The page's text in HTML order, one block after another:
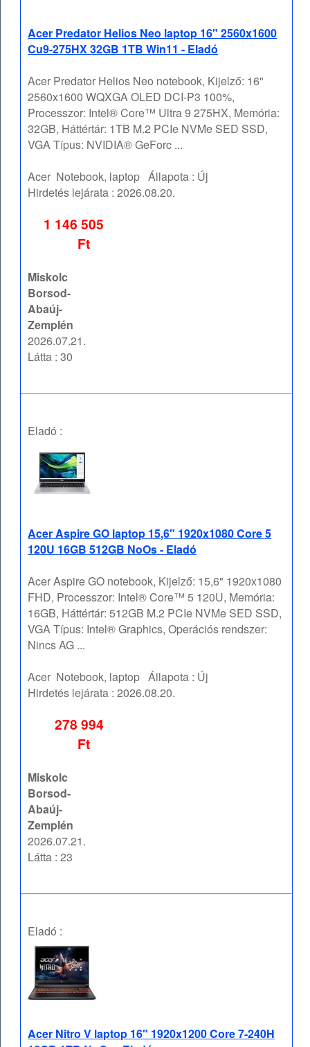
Acer Predator Helios Neo laptop 16" 2560x1600
Cu9-275HX 32GB 1TB Win11 - Eladó
Acer Predator Helios Neo notebook, Kijelző: 16"
2560x1600 WQXGA OLED DCI-P3 100%,
Processzor: Intel® Core™ Ultra 9 275HX, Memória:
32GB, Háttértár: 1TB M.2 PCIe NVMe SED SSD,
VGA Típus: NVIDIA® GeForc ...
Acer Notebook, laptop Állapota : Új
Hirdetés lejárata :2026.08.20.
1 146 505
Ft
Miskolc
Borsod-
Abaúj-
Zemplén
2026.07.21.
Látta : 30
Eladó :
Acer Aspire GO laptop 15,6" 1920x1080 Core 5
120U 16GB 512GB NoOs - Eladó
Acer Aspire GO notebook, Kijelző: 15,6" 1920x1080
FHD, Processzor: Intel® Core™ 5 120U, Memória:
16GB, Háttértár: 512GB M.2 PCIe NVMe SED SSD,
VGA Típus: Intel® Graphics, Operációs rendszer:
Nincs AG ...
Acer Notebook, laptop Állapota : Új
Hirdetés lejárata :2026.08.20.
278 994
Ft
Miskolc
Borsod-
Abaúj-
Zemplén
2026.07.21.
Látta : 23
Eladó :
Acer Nitro V laptop 16" 1920x1200 Core 7-240H